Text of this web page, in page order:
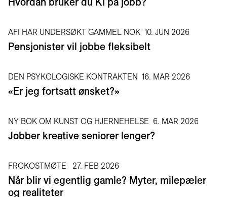
AFI HAR UNDERSØKT GAMMEL NOK 10. JUN 2026
Pensjonister vil jobbe fleksibelt
DEN PSYKOLOGISKE KONTRAKTEN 16. MAR 2026
«Er jeg fortsatt ønsket?»
NY BOK OM KUNST OG HJERNEHELSE 6. MAR 2026
Jobber kreative seniorer lenger?
FROKOSTMØTE 27. FEB 2026
Når blir vi egentlig gamle? Myter, milepæler
og realiteter